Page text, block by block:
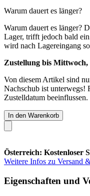
Warum dauert es länger?
Warum dauert es länger?
Lager, trifft jedoch bald
wird nach Lagereingang
Zustellung bis Mittwoch,
Von diesem Artikel sind
Nachschub ist unterwegs!
Zustelldatum beeinflussen.
In den Warenkorb
Österreich: Kostenloser
Weitere Infos zu Versand
Eigenschaften und